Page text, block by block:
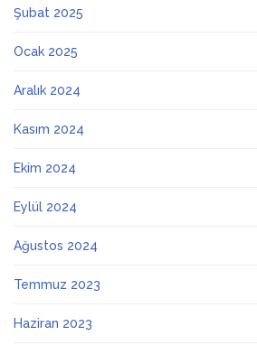
Şubat 2025
Ocak 2025
Aralık 2024
Kasım 2024
Ekim 2024
Eylül 2024
Ağustos 2024
Temmuz 2023
Haziran 2023